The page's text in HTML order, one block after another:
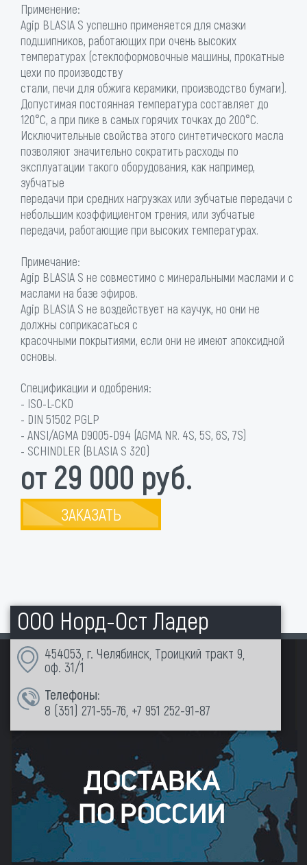
Применение:
Agip BLASIA S успешно применяется для смазки
подшипников, работающих при очень высоких
температурах (стеклоформовочные машины, прокатные
цехи по производству
стали, печи для обжига керамики, производство бумаги).
Допустимая постоянная температура составляет до
120°С, а при пике в самых горячих точках до 200°С.
Исключительные свойства этого синтетического масла
позволяют значительно сократить расходы по
эксплуатации такого оборудования, как например,
зубчатые
передачи при средних нагрузках или зубчатые передачи с
небольшим коэффициентом трения, или зубчатые
передачи, работающие при высоких температурах.
Примечание:
Agip BLASIA S не совместимо с минеральными маслами и с
маслами на базе эфиров.
Agip BLASIA S не воздействует на каучук, но они не
должны соприкасаться с
красочными покрытиями, если они не имеют эпоксидной
основы.
Спецификации и одобрения:
- ISO-L-CKD
- DIN 51502 PGLP
- ANSI/AGMA D9005-D94 (AGMA NR. 4S, 5S, 6S, 7S)
- SCHINDLER (BLASIA S 320)
от 29 000 руб.
ЗАКАЗАТЬ
ООО Норд-Ост Ладер
454053, г. Челябинск, Троицкий тракт 9,
оф. 31/1
Телефоны:
8 (351) 271-55-76 +7 951 252-91-87